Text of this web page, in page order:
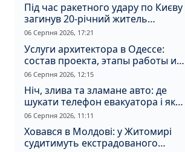
Під час ракетного удару по Києву
загинув 20-річний житель
Житомирщини
06 Серпня 2026, 17:21
Услуги архитектора в Одессе:
состав проекта, этапы работы и
стоимость
06 Серпня 2026, 12:15
Ніч, злива та зламане авто: де
шукати телефон евакуатора і як
не натрапити на аферистів
06 Серпня 2026, 11:11
Ховався в Молдові: у Житомирі
судитимуть екстрадованого